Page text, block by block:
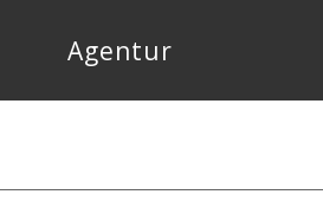
Agentur